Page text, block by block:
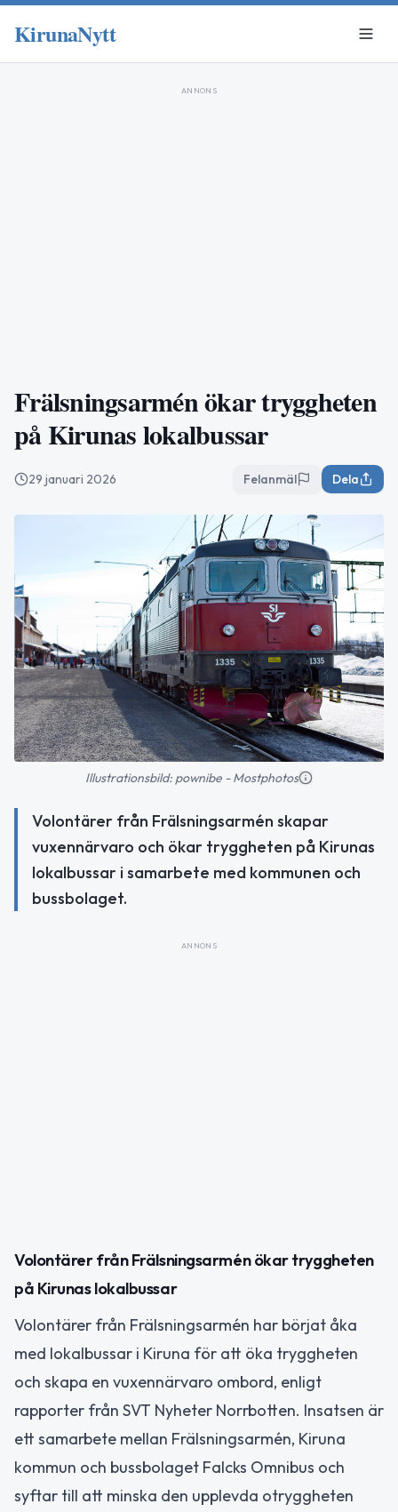
KirunaNytt
ANNONS
Frälsningsarmén ökar tryggheten
på Kirunas lokalbussar
29 januari 2026 Felanmäl Dela
Illustrationsbild: pownibe - Mostphotos
Volontärer från Frälsningsarmén skapar
vuxennärvaro och ökar tryggheten på Kirunas
lokalbussar i samarbete med kommunen och
bussbolaget.
ANNONS
Volontärer från Frälsningsarmén ökar tryggheten
på Kirunas lokalbussar
Volontärer från Frälsningsarmén har börjat åka
med lokalbussar i Kiruna för att öka tryggheten
och skapa en vuxennärvaro ombord, enligt
rapporter från SVT Nyheter Norrbotten. Insatsen är
ett samarbete mellan Frälsningsarmén, Kiruna
kommun och bussbolaget Falcks Omnibus och
syftar till att minska den upplevda otryggheten